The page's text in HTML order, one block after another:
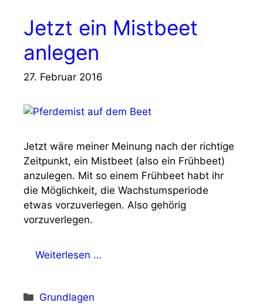
Jetzt ein Mistbeet
anlegen
27. Februar 2016
Jetzt wäre meiner Meinung nach der richtige
Zeitpunkt, ein Mistbeet (also ein Frühbeet)
anzulegen. Mit so einem Frühbeet habt ihr
die Möglichkeit, die Wachstumsperiode
etwas vorzuverlegen. Also gehörig
vorzuverlegen.
Weiterlesen …
Kategorien
Grundlagen